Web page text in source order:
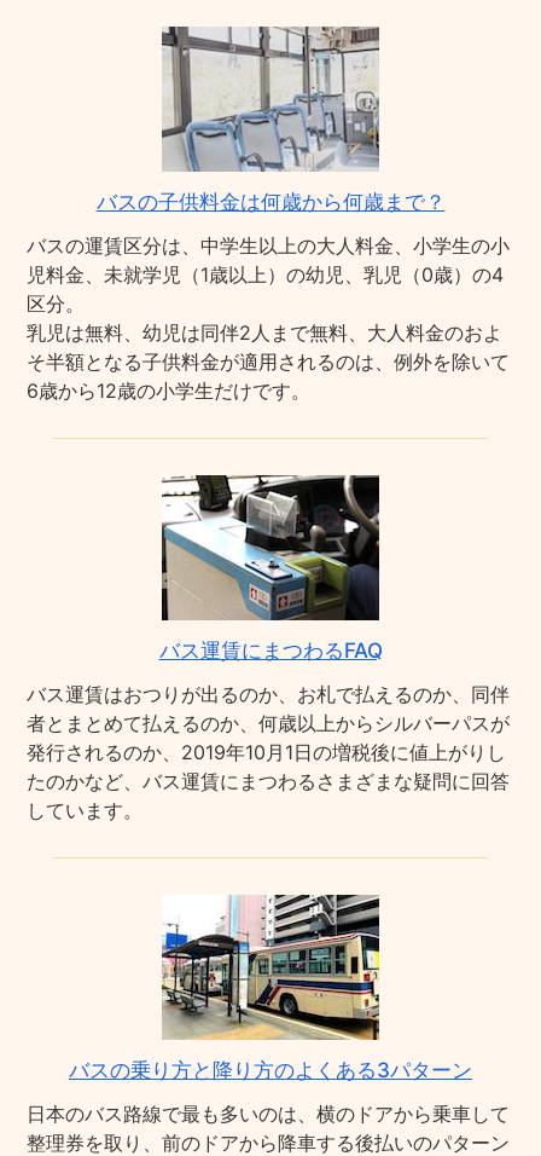
バスの子供料金は何歳から何歳まで？
バスの運賃区分は、中学生以上の大人料金、小学生の小
児料金、未就学児（1歳以上）の幼児、乳児（0歳）の4
区分。
乳児は無料、幼児は同伴2人まで無料、大人料金のおよ
そ半額となる子供料金が適用されるのは、例外を除いて
6歳から12歳の小学生だけです。
バス運賃にまつわるFAQ
バス運賃はおつりが出るのか、お札で払えるのか、同伴
者とまとめて払えるのか、何歳以上からシルバーパスが
発行されるのか、2019年10月1日の増税後に値上がりし
たのかなど、バス運賃にまつわるさまざまな疑問に回答
しています。
バスの乗り方と降り方のよくある3パターン
日本のバス路線で最も多いのは、横のドアから乗車して
整理券を取り、前のドアから降車する後払いのパターン